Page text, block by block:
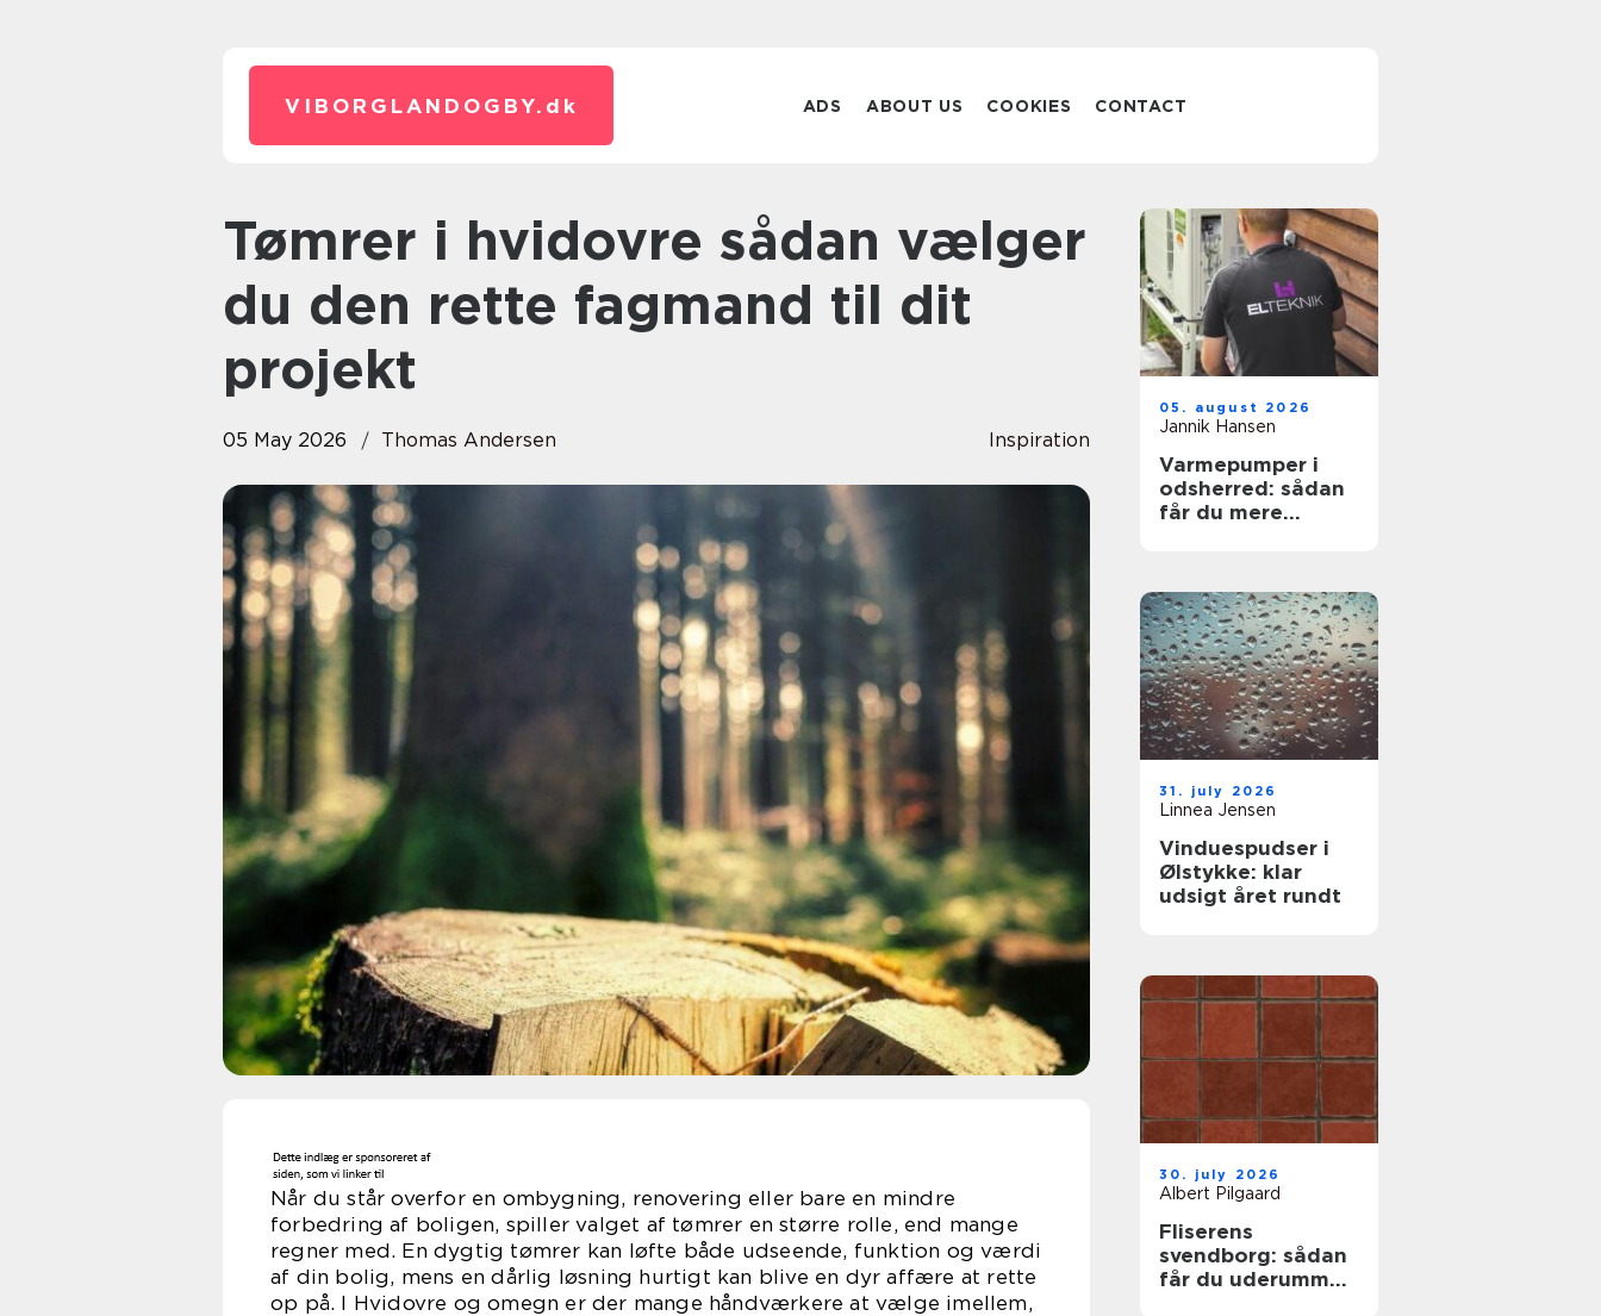
VIBORGLANDOGBY. dk ADS ABOUT US COOKIES CONTACT
Tømrer i hvidovre sådan vælger
du den rette fagmand til dit
projekt
05 May 2026 Thomas Andersen Inspiration
Når du står overfor en ombygning, renovering eller bare en mindre
forbedring af boligen, spiller valget af tømrer en større rolle, end mange
regner med. En dygtig tømrer kan løfte både udseende, funktion og værdi
af din bolig, mens en dårlig løsning hurtigt kan blive en dyr affære at rette
op på. I Hvidovre og omegn er der mange håndværkere at vælge imellem,
05. august 2026
Jannik Hansen
Varmepumper i
odsherred: sådan
får du mere
31. july 2026
Linnea Jensen
Vinduespudser i
Ølstykke: klar
udsigt året rundt
30. july 2026
Albert Pilgaard
Fliserens
svendborg: sådan
får du uderummet